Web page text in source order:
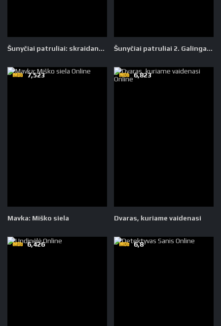
Šunyčiai patruliai: skraidanti pagalba Šunyčiai patruliai 2. Galingas filmas
Mavka: Miško siela
7,523
Dvaras, kuriame vaidenasi
6,823
6,426 6,8